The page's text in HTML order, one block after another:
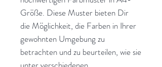
Größe. Diese Muster bieten Dir
die Möglichkeit, die Farben in Ihrer
gewohnten Umgebung zu
betrachten und zu beurteilen, wie sie